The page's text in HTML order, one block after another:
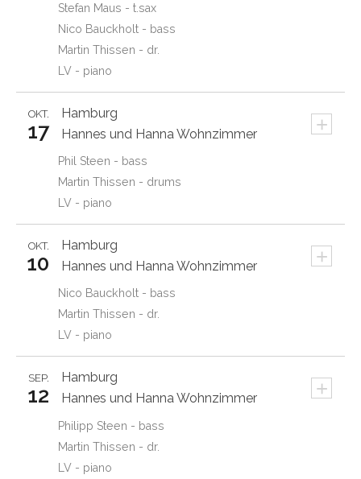
Stefan Maus - t.sax
Nico Bauckholt - bass
Martin Thissen - dr.
LV - piano
Hamburg +
OKT.
17 Hannes und Hanna Wohnzimmer
Phil Steen - bass
Martin Thissen - drums
LV - piano
Hamburg +
OKT.
10 Hannes und Hanna Wohnzimmer
Nico Bauckholt - bass
Martin Thissen - dr.
LV - piano
Hamburg +
SEP.
12 Hannes und Hanna Wohnzimmer
Philipp Steen - bass
Martin Thissen - dr.
LV - piano